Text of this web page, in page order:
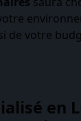
de votre
en